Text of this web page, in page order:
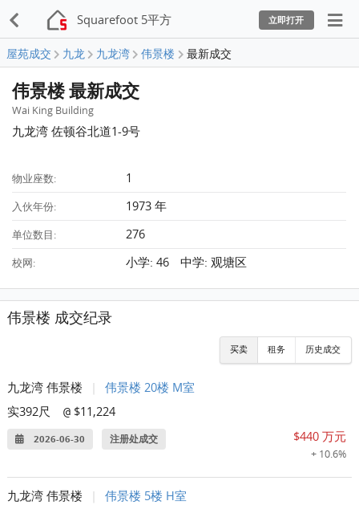
Squarefoot 5平方 立即打开
屋苑成交 九龙 九龙湾 伟景楼 最新成交
伟景楼 最新成交
Wai King Building
九龙湾 佐顿谷北道1-9号
物业座数: 1
入伙年份: 1973 年
单位数目: 276
校网: 小学: 46 中学: 观塘区
伟景楼 成交纪录
买卖 租务 历史成交
九龙湾 伟景楼
伟景楼 20楼 M室
实392尺
@ $11,224
2026-06-30 注册处成交 $440 万元
+ 10.6%
九龙湾 伟景楼 伟景楼 5楼 H室